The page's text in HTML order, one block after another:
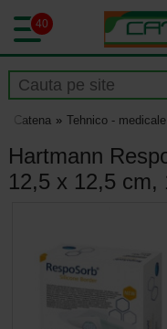
40
Catena Tehnico - medicale
Hartmann
12,5 x 12,5 cm,